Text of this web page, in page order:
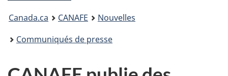
Vous
êtes
Canada.ca CANAFE
Nouvelles
Communiqués de presse